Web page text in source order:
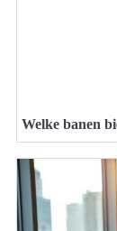
Welke banen